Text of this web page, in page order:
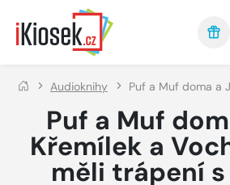
Přejít na hlavní obsah
Audioknihy Puf a Muf doma a
Puf a Muf
Křemílek a
měli trápení